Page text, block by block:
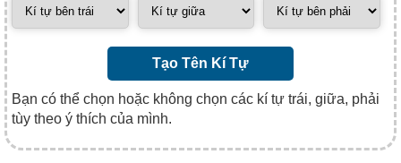
Tạo Tên Kí Tự
Bạn có thể chọn hoặc không chọn các kí tự trái, giữa, phải
tùy theo ý thích của mình.